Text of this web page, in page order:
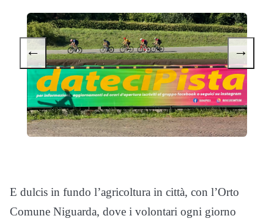
← →
E dulcis in fundo l’agricoltura in città, con l’Orto
Comune Niguarda, dove i volontari ogni giorno